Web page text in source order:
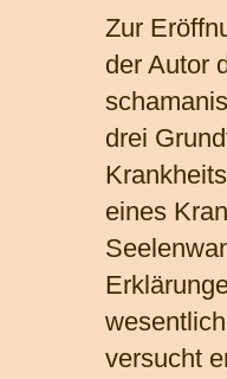
Zur
der Autor
drei
eines
versucht